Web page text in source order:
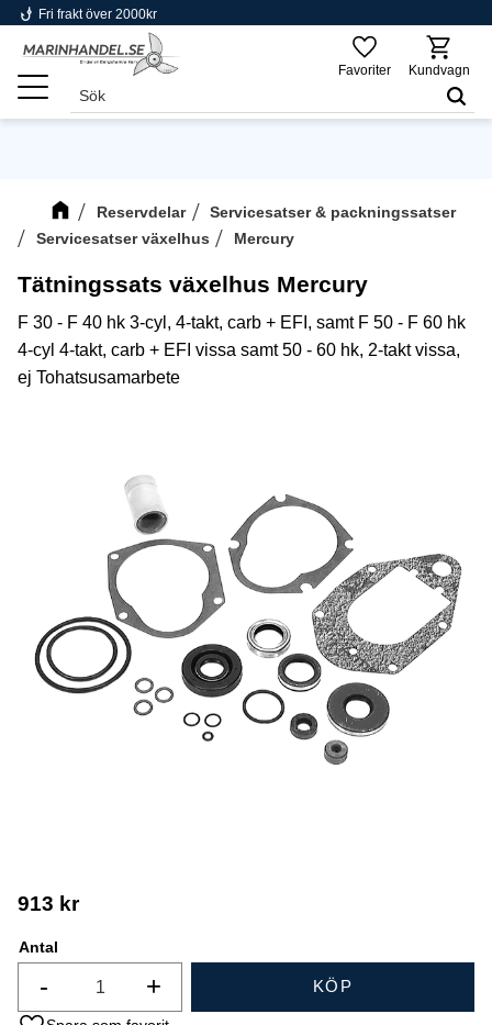
Meny
phishing Fri frakt över 2000kr
Favoriter Kundvagn
Reservdelar
Servicesatser & packningssatser
Servicesatser växelhus
Mercury
Tätningssats växelhus Mercury
F 30 - F 40 hk 3-cyl, 4-takt, carb + EFI, samt F 50 - F 60 hk
4-cyl 4-takt, carb + EFI vissa samt 50 - 60 hk, 2-takt vissa,
ej Tohatsusamarbete
913 kr
Antal
+
- KÖP